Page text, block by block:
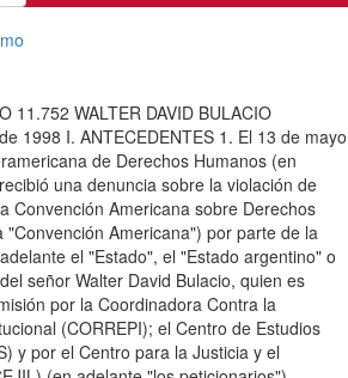
11.752 WALTER DAVID BULACIO
1998 I. ANTECEDENTES 1. El 13 de mayo
de Derechos Humanos (en
una denuncia sobre la violación de
Convención Americana sobre Derechos
"Convención Americana") por parte de la
el "Estado", el "Estado argentino" o
señor Walter David Bulacio, quien es
por la Coordinadora Contra la
(CORREPI); el Centro de Estudios
y por el Centro para la Justicia y el